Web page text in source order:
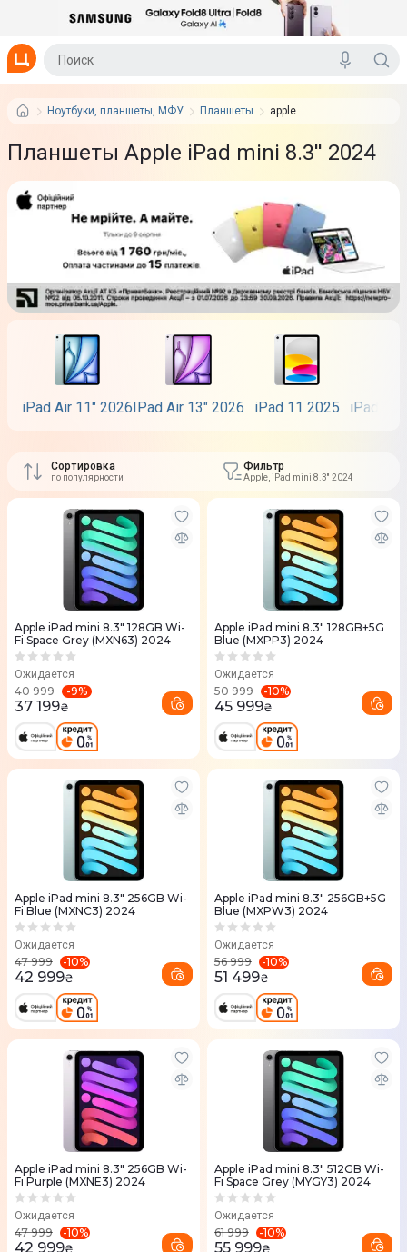
Ноутбуки, планшеты, МФУ Планшеты apple
Планшеты Apple iPad mini 8.3'' 2024
iPad Air 11" 2026IPad Air 13" 2026 iPad 11 2025 iPad
Сортировка
по популярности
Фильтр
Apple, iPad mini 8.3'' 2024
Apple iPad mini 8.3" 128GB Wi-
Fi Space Grey (MXN63) 2024
Ожидается
40 999 -9%
37 199₴
Apple iPad mini 8.3" 128GB+5G
Blue (MXPP3) 2024
Ожидается
50 999 -10%
45 999₴
Apple iPad mini 8.3" 256GB Wi-
Fi Blue (MXNC3) 2024
Ожидается
47 999 -10%
42 999₴
Apple iPad mini 8.3" 256GB+5G
Blue (MXPW3) 2024
Ожидается
56 999 -10%
51 499₴
Apple iPad mini 8.3" 256GB Wi-
Fi Purple (MXNE3) 2024
Ожидается
47 999 -10%
42 999₴
Apple iPad mini 8.3" 512GB Wi-
Fi Space Grey (MYGY3) 2024
Ожидается
61 999 -10%
55 999₴